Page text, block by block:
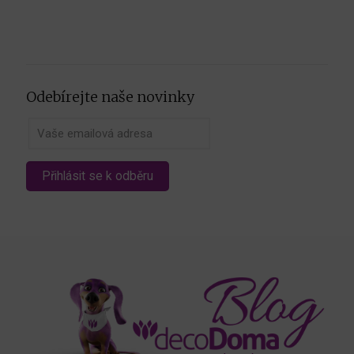
Odebírejte naše novinky